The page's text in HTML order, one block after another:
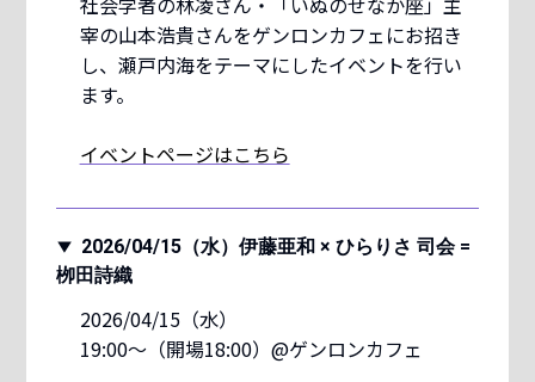
宰の山本浩貴さんをゲンロンカフェにお招き
し、瀬戸内海をテーマにしたイベントを行い
ます。
イベントページはこちら
2026/04/15（水）伊藤亜和 × ひらりさ 司会 =
栁田詩織
2026/04/15（水）
19:00〜（開場18:00）@ゲンロンカフェ